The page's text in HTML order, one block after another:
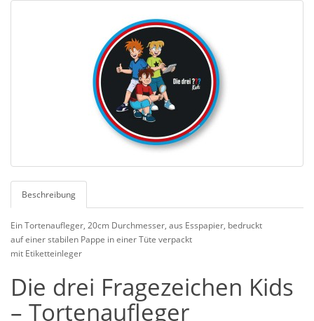
Beschreibung
Ein Tortenaufleger, 20cm Durchmesser, aus Esspapier, bedruckt
auf einer stabilen Pappe in einer Tüte verpackt
mit Etiketteinleger
Die drei Fragezeichen Kids
– Tortenaufleger